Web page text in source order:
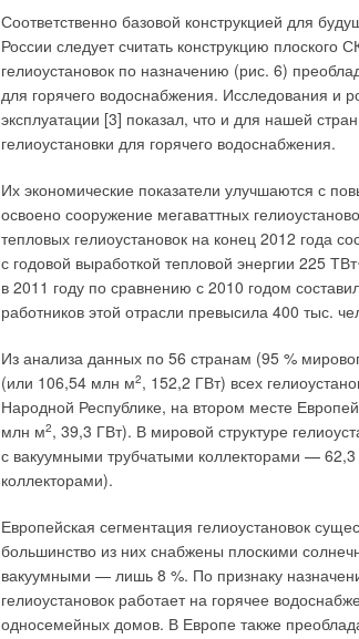
Соответственно базовой конструкцией для
России следует считать конструкцию плоского
гелиоустановок по назначению (рис. 6)
для горячего водоснабжения. Исследования и
эксплуатации [3] показал, что и для нашей
гелиоустановки для горячего водоснабжения.
Их экономические показатели улучшаются с
освоено сооружение мегаваттных
тепловых гелиоустановок на конец 2012 года
с годовой выработкой тепловой энергии 225
в 2011 году по сравнению с 2010 годом
работников этой отрасли превысила 400 тыс.
Из анализа данных по 56 странам (95 %
(или 106,54 млн м2, 152,2 ГВт) всех
Народной Республике, на втором месте
млн м2, 39,3 ГВт). В мировой структуре
с вакуумными трубчатыми коллекторами —
коллекторами).
Европейская сегментация гелиоустановок
большинство из них снабжены плоскими
вакуумными — лишь 8 %. По признаку
гелиоустановок работает на горячее
односемейных домов. В Европе также
зданий (четыре-восемь этажей). Если в них
маломобильных групп населения и зоны
системы подпора. Следует ли при этом
коридоров — вопрос спорный.
Требует пояснения и выполнение пунктов 8.5 и
компенсация наружным воздухом удаляемых
осуществляется в коридорах в верхнюю зону,
Логика не проглядывается, надзорные органы
нижнюю зону. Следует устранить
152.13130.2013 («подземные автостоянки») и
113.13330.2012 («стоянки автомобилей»): в
между смежными пожарными отсеками
воротами, а второй документ требует
воздуха. Аналогичная ситуация по пункту 5 и,
в решениях по подпорам воздуха.
Кроме того, согласно пункту 6.3.2 СП
удаляемых продуктов горения
не более 30 % и со скоростью не более 1 м/с.
затруднительно — площадь отверстий при
30 тыс. м /ч составляет около 6 м ! Где здесь
публикации вовсе не является критика
— автор отдает себе отчет в том, что проблемы
направления действительно сложны. Но есть
получить поддержку в вопросе создания